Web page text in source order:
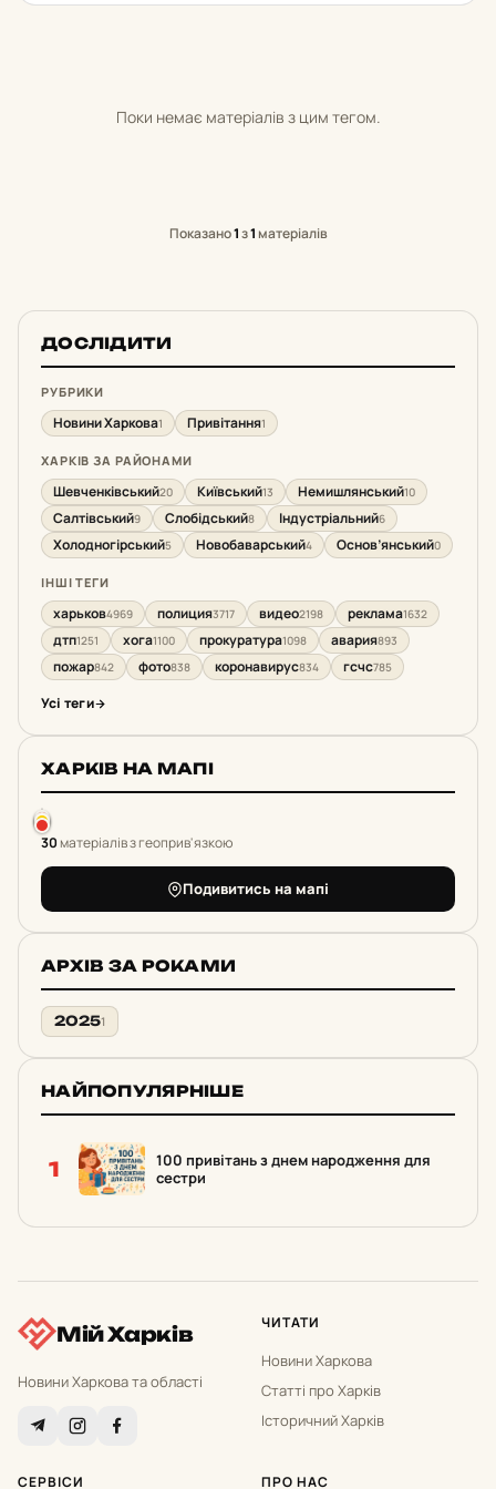
Поки немає матеріалів з цим тегом.
Показано1з1матеріалів
ДОСЛІДИТИ
РУБРИКИ
Новини Харкова1 Привітання1
ХАРКІВ ЗА РАЙОНАМИ
Шевченківський20 Київський13 Немишлянський10
Салтівський9 Слобідський8 Індустріальний6
Холодногірський5 Новобаварський4 Основ’янський0
ІНШІ ТЕГИ
харьков4969 полиция3717 видео2198 реклама1632
дтп1251 хога1100 прокуратура1098 авария893
пожар842 фото838 коронавирус834 гсчс785
Усі теги
ХАРКІВ НА МАПІ
30матеріалів з геоприв'язкою
Подивитись на мапі
АРХІВ ЗА РОКАМИ
20251
НАЙПОПУЛЯРНІШЕ
1
100 привітань з днем народження для
сестри
Мій Харків
Новини Харкова та області
ЧИТАТИ
Новини Харкова
Статті про Харків
Історичний Харків
СЕРВІСИ ПРО НАС